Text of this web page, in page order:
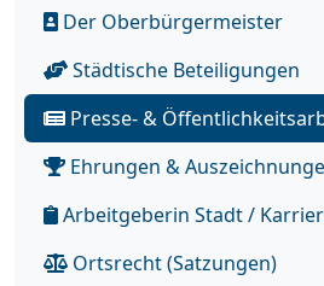
Der Oberbürgermeister
Städtische Beteiligungen
Presse- &
Ehrungen &
Arbeitgeberin Stadt /
Ortsrecht (Satzungen)